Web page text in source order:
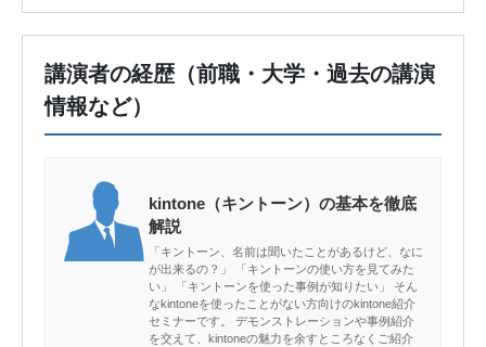
講演者の経歴（前職・大学・過去の講演
情報など）
kintone（キントーン）の基本を徹底
解説
「キントーン、名前は聞いたことがあるけど、なに
が出来るの？」 「キントーンの使い方を見てみた
い」 「キントーンを使った事例が知りたい」 そん
なkintoneを使ったことがない方向けのkintone紹介
セミナーです。 デモンストレーションや事例紹介
を交えて、kintoneの魅力を余すところなくご紹介